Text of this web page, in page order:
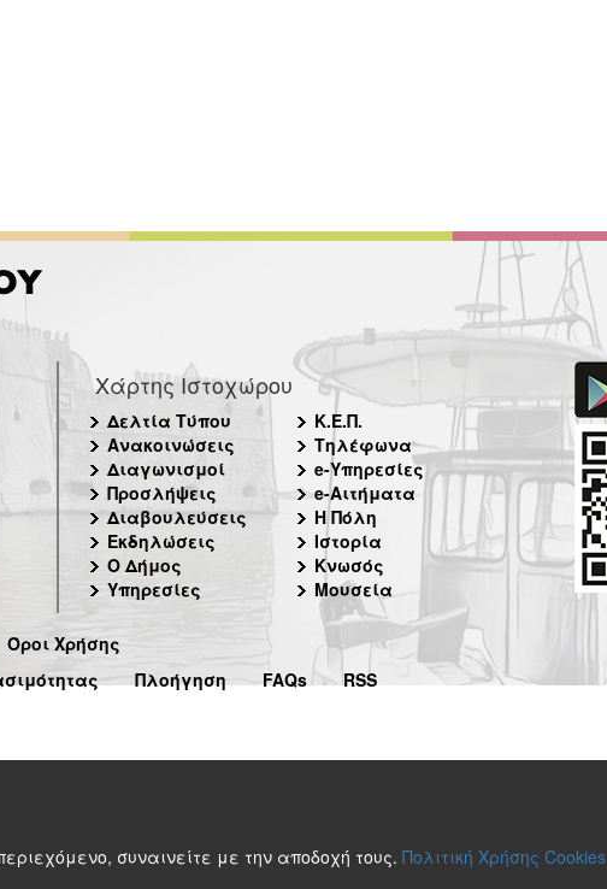
Χάρτης Ιστοχώρου
Δελτία Τύπου
Ανακοινώσεις
Διαγωνισμοί
Προσλήψεις
Διαβουλεύσεις
Εκδηλώσεις
Ο Δήμος
Υπηρεσίες
Κ.Ε.Π.
Τηλέφωνα
e-Υπηρεσίες
e-Αιτήματα
Η Πόλη
Ιστορία
Κνωσός
Μουσεία
Όροι Χρήσης
Πλοήγηση FAQs RSS
συναινείτε με την αποδοχή τους. Πολιτική Χρήσης Cookies